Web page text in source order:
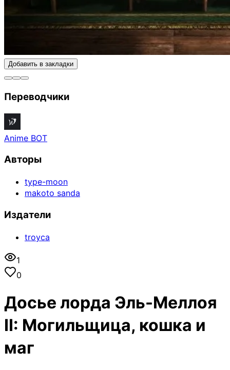
Добавить в закладки
Переводчики
Anime BOT
Авторы
type-moon
makoto sanda
Издатели
troyca
1
0
Досье лорда Эль-Меллоя
II: Могильщица, кошка и
маг